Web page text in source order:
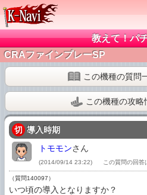
教えて！パ
CRAファインプレーSP
この機種の質問
この機種の攻略
切 導入時期
トモモンさん
(2014/09/14 23:22) この質問の回答
（質問140097）
いつ頃の導入となりますか？